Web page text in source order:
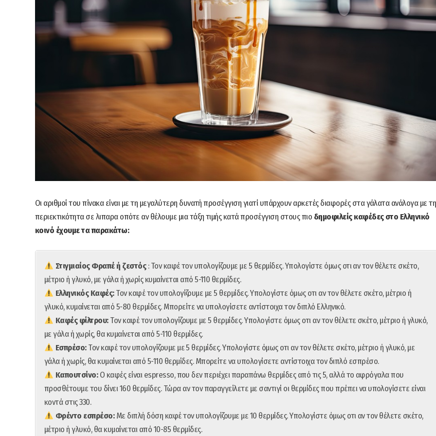
Οι αριθμοί του πίνακα είναι με τη μεγαλύτερη δυνατή προσέγγιση γιατί υπάρχουν αρκετές διαφορές στα γάλατα ανάλογα με
περιεκτικότητα σε λιπαρα οπότε αν θέλουμε μια τάξη τιμής κατά προσέγγιση στους πιο δημοφιλείς καφέδες στο Ελληνικό
κοινό έχουμε τα παρακάτω:
Στιγμιαίος Φραπέ ή ζεστός: Τον καφέ τον υπολογίζουμε με 5 θερμίδες. Υπολογίστε όμως οτι αν τον θέλετε σκέτο,
μέτριο ή γλυκό, με γάλα ή χωρίς κυμαίνεται από 5-110 θερμίδες.
Ελληνικός Καφές:Τον καφέ τον υπολογίζουμε με 5 θερμίδες. Υπολογίστε όμως οτι αν τον θέλετε σκέτο, μέτριο ή
γλυκό, κυμαίνεται από 5-80 θερμίδες. Μπορείτε να υπολογίσετε αντίστοιχα τον διπλό Ελληνικό.
Καφές φίλτρου:Τον καφέ τον υπολογίζουμε με 5 θερμίδες. Υπολογίστε όμως οτι αν τον θέλετε σκέτο, μέτριο ή γλυκό,
με γάλα ή χωρίς, θα κυμαίνεται από 5-110 θερμίδες.
Εσπρέσο:Τον καφέ τον υπολογίζουμε με 5 θερμίδες. Υπολογίστε όμως οτι αν τον θέλετε σκέτο, μέτριο ή γλυκό, με
γάλα ή χωρίς, θα κυμαίνεται από 5-110 θερμίδες. Μπορείτε να υπολογίσετε αντίστοιχα τον διπλό εσπρέσο.
Καπουτσίνο:O καφές είναι espresso, που δεν περιέχει παραπάνω θερμίδες από τις 5, αλλά το αφρόγαλα που
προσθέτουμε του δίνει 160 θερμίδες. Τώρα αν τον παραγγείλετε με σαντιγί οι θερμίδες που πρέπει να υπολογίσετε είναι
κοντά στις 330.
Φρέντο εσπρέσο:Με διπλή δόση καφέ τον υπολογίζουμε με 10 θερμίδες. Υπολογίστε όμως οτι αν τον θέλετε σκέτο,
μέτριο ή γλυκό, θα κυμαίνεται από 10-85 θερμίδες.